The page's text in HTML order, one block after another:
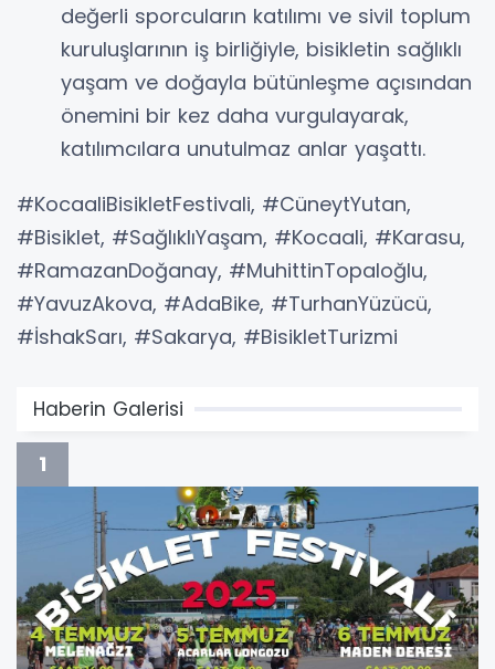
değerli sporcuların katılımı ve sivil toplum
kuruluşlarının iş birliğiyle, bisikletin sağlıklı
yaşam ve doğayla bütünleşme açısından
önemini bir kez daha vurgulayarak,
katılımcılara unutulmaz anlar yaşattı.
#KocaaliBisikletFestivali, #CüneytYutan,
#Bisiklet, #SağlıklıYaşam, #Kocaali, #Karasu,
#RamazanDoğanay, #MuhittinTopaloğlu,
#YavuzAkova, #AdaBike, #TurhanYüzücü,
#İshakSarı, #Sakarya, #BisikletTurizmi
Haberin Galerisi
1